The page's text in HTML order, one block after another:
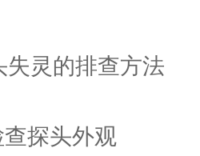
灵的排查方法
探头外观